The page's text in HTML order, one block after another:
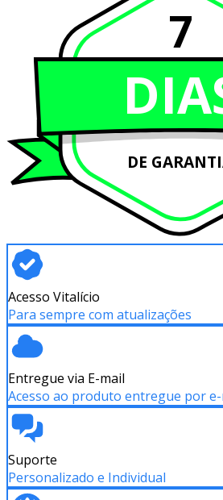
7
DE
Acesso Vitalício
Para sempre com atualizações
Entregue via E-mail
Acesso ao produto entregue por
Suporte
Personalizado e Individual